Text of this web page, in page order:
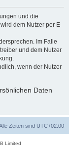
und die
dem Nutzer per E-
Im Falle
und dem Nutzer
wenn der Nutzer
Daten
Zeiten sind UTC+02:00
Limited